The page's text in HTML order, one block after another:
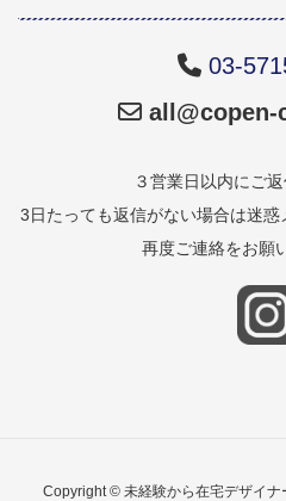
03-
all@copen-
３営業日以内にご返
3日たっても返信がない場合は迷
再度ご連絡をお願
Copyright © 未経験から在宅デザイナ